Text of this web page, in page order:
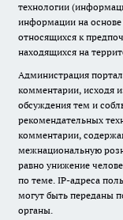
технологии
информации на основе
относящихся к
находящихся на
Администрация
комментарии, исходя
обсуждения тем и
рекомендательных
комментарии,
межнациональную
равно унижение
по теме. IP-адреса
могут быть переданы
органы.